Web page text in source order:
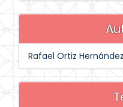
Rafael Ortiz Hernández